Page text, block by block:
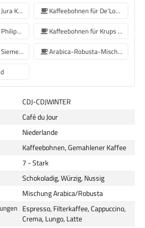
Kaffeebohnen für Jura Kaffeemaschinen
Kaffeebohnen für De'Longhi Kaffeemaschine
Kaffeebohnen für Philips Kaffeemaschine
Kaffeebohnen für Krups Kaffeemaschine
Kaffeebohnen für Siemens-Kaffeemaschinen
Arabica-Robusta-Mischung
CDJ-CDJWINTER
Café du Jour
Niederlande
Kaffeebohnen, Gemahlener Kaffee
7 - Stark
Schokoladig, Würzig, Nussig
Mischung Arabica/Robusta
Espresso, Filterkaffee, Cappuccino,
Crema, Lungo, Latte